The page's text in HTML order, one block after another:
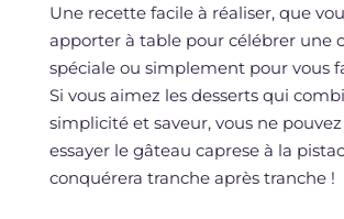
Une recette facile à réaliser, que
apporter à table pour célébrer une
spéciale ou simplement pour vous
Si vous aimez les desserts qui
simplicité et saveur, vous ne
essayer le gâteau caprese à la
conquérera tranche après tranche !